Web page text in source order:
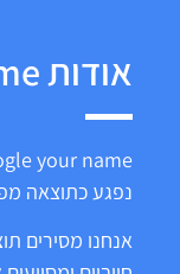
אודות google your name
נפגע כתוצאה
אנחנו מסירים